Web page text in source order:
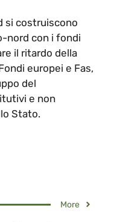
si costruiscono
nord con i fondi
il ritardo della
europei e Fas,
del
e non
Stato.
More